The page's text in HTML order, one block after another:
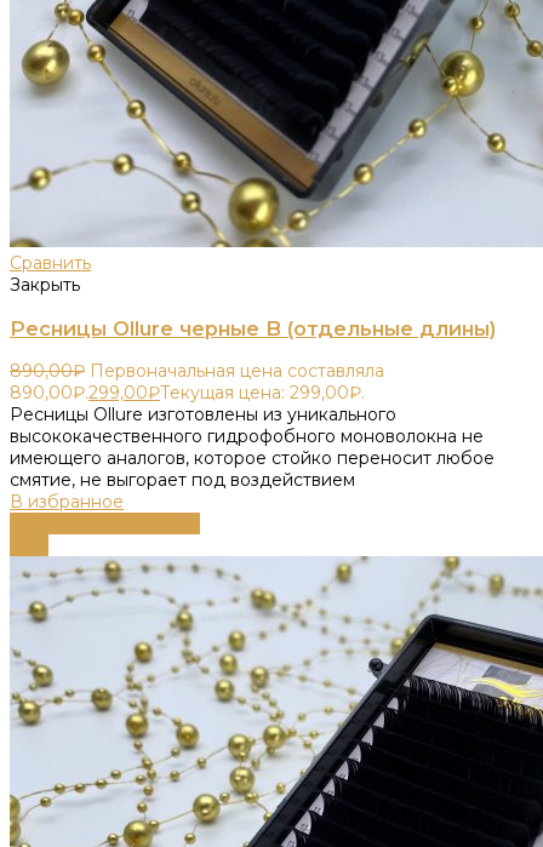
Сравнить
Закрыть
Ресницы Ollure черные B (отдельные длины)
890,00₽ Первоначальная цена составляла
890,00₽.299,00₽Текущая цена: 299,00₽.
Ресницы Ollure изготовлены из уникального
высококачественного гидрофобного моноволокна не
имеющего аналогов, которое стойко переносит любое
смятие, не выгорает под воздействием
В избранное